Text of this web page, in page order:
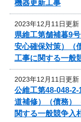
機器更新工事
2023年12月11日更新
県維工第舗補暮9
安心確保対策）（
工事に関する一般
2023年12月11日更新
公維工第48-048-
道補修）（債務）
関する一般競争入